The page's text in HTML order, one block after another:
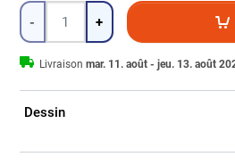
Quantité
- +
Livraison mar. 11. août - jeu. 13. août
Dessin